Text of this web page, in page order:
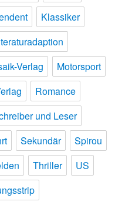
Klassiker
Verlag
Motorsport
Romance
und Leser
Sekundär
Spirou
Thriller
US